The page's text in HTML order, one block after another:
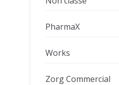
PharmaX
Works
Zorg Commercial